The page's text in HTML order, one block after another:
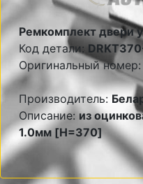
Ремкомплект двери
Код детали:
Оригинальный номер:
Производитель:
Описание: из
1.0мм [H=370]